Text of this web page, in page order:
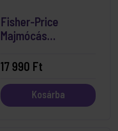
Fisher-Price
Majmócás
17 990 Ft
Kosárba